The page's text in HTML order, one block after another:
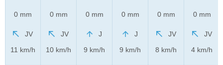
0 mm
JV
11 km/h
0 mm
JV
10 km/h
0 mm
J
9 km/h
0 mm
J
9 km/h
0 mm
JV
8 km/h
0 mm
JV
4 km/h